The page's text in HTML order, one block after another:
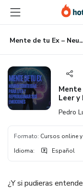
principal
página
de
página
Mente de tu Ex – Neuroestrategias
Leer y
Pedro
Formato: Cursos online
Idioma: Español
¿Y si pudieras